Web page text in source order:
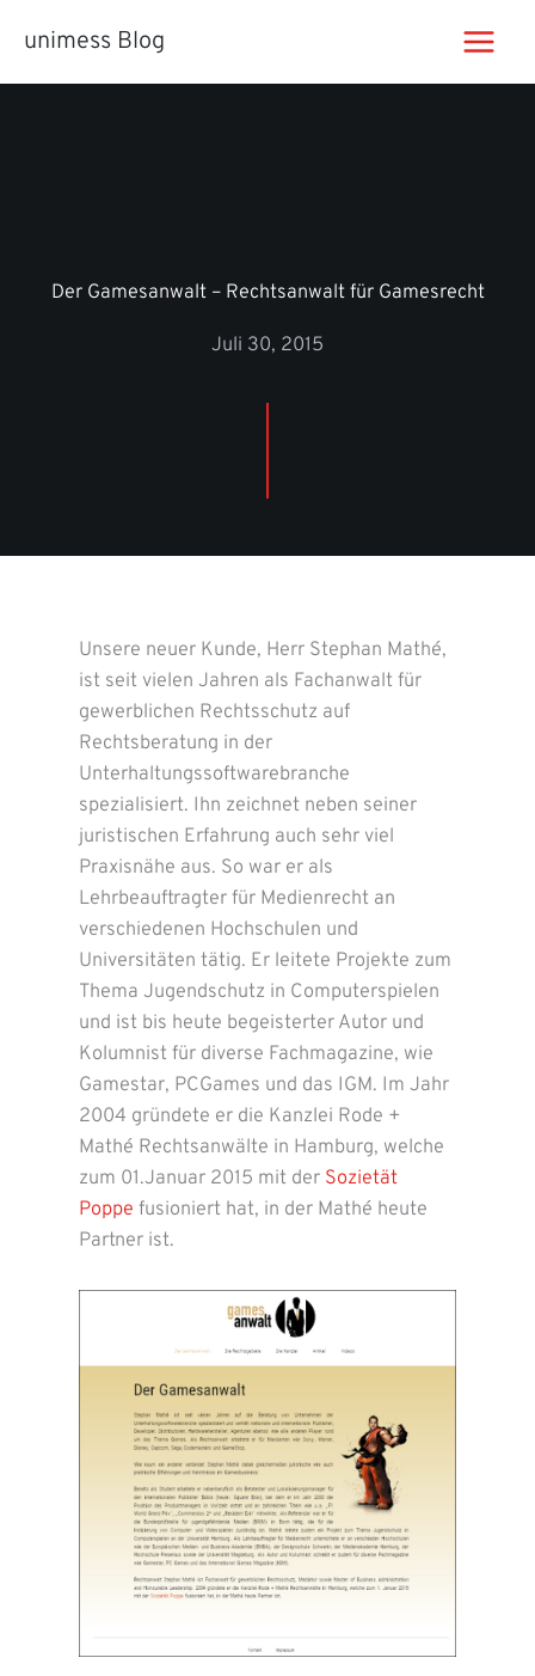
Inhaltunimess Blog
Der Gamesanwalt – Rechtsanwalt für Gamesrecht
Juli 30, 2015
Unsere neuer Kunde, Herr Stephan Mathé,
ist seit vielen Jahren als Fachanwalt für
gewerblichen Rechtsschutz auf
Rechtsberatung in der
Unterhaltungssoftwarebranche
spezialisiert. Ihn zeichnet neben seiner
juristischen Erfahrung auch sehr viel
Praxisnähe aus. So war er als
Lehrbeauftragter für Medienrecht an
verschiedenen Hochschulen und
Universitäten tätig. Er leitete Projekte zum
Thema Jugendschutz in Computerspielen
und ist bis heute begeisterter Autor und
Kolumnist für diverse Fachmagazine, wie
Gamestar, PCGames und das IGM. Im Jahr
2004 gründete er die Kanzlei Rode +
Mathé Rechtsanwälte in Hamburg, welche
zum 01.Januar 2015 mit der Sozietät
Poppe fusioniert hat, in der Mathé heute
Partner ist.